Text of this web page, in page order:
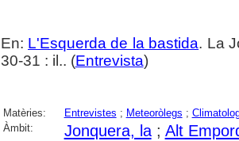
En: L'Esquerda de la bastida. La
30-31 : il.. (Entrevista)
Matèries: Entrevistes ; Meteoròlegs ;
Àmbit:
Jonquera, la; Alt